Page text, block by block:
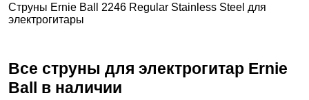
Струны Ernie Ball 2246 Regular Stainless Steel для
электрогитары
Все струны для электрогитар Ernie
Ball
в наличии